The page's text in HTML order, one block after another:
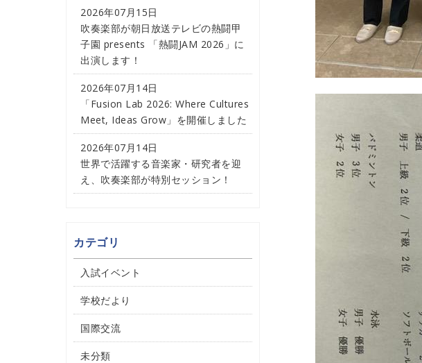
2026年07月15日
吹奏楽部が朝日放送テレビの熱闘甲
子園 presents 「熱闘JAM 2026」に
出演します！
2026年07月14日
「Fusion Lab 2026: Where Cultures
Meet, Ideas Grow」を開催しました
2026年07月14日
世界で活躍する音楽家・研究者を迎
え、吹奏楽部が特別セッション！
カテゴリ
入試イベント
学校だより
国際交流
未分類